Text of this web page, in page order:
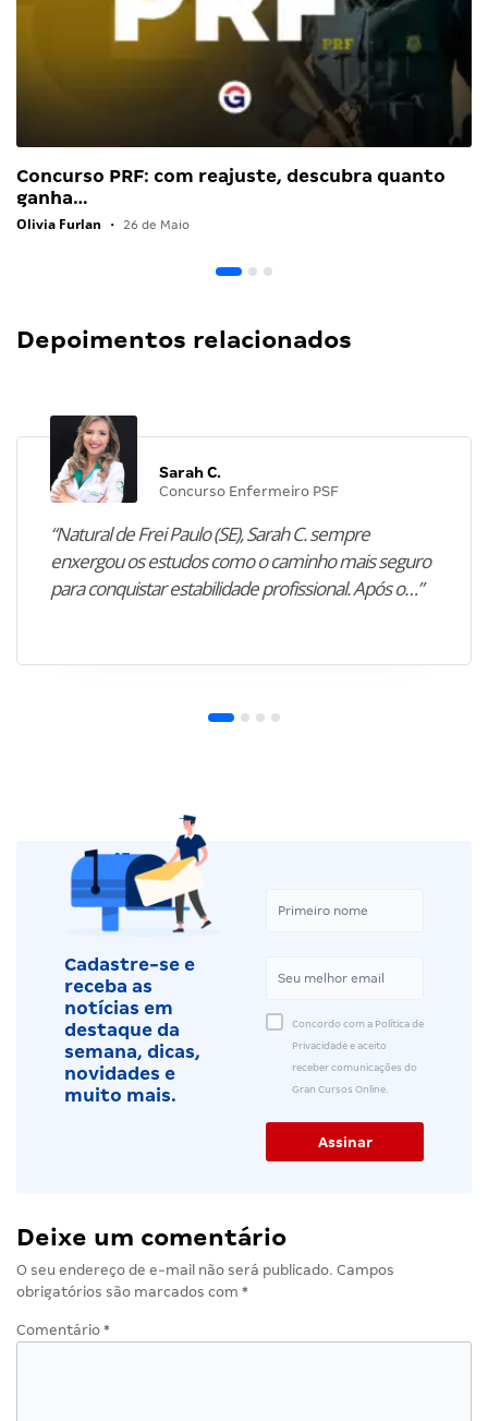
Concurso PRF: com reajuste, descubra quanto
ganha…
Olivia Furlan • 26 de Maio
Depoimentos relacionados
Sarah C.
Concurso Enfermeiro PSF
“Natural de Frei Paulo (SE), Sarah C. sempre
enxergou os estudos como o caminho mais seguro
para conquistar estabilidade profissional. Após o…”
Cadastre-se e
receba as
notícias em
destaque da
semana, dicas,
novidades e
muito mais.
Concordo com a Política de
Privacidade e aceito
receber comunicações do
Gran Cursos Online.
Deixe um comentário
O seu endereço de e-mail não será publicado. Campos
obrigatórios são marcados com *
Comentário *